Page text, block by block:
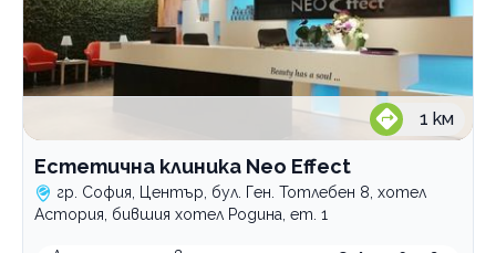
1 км
Естетична клиника Neo Effect
гр. София, Център, бул. Ген. Тотлебен 8, хотел
Астория, бившия хотел Родина, ет. 1